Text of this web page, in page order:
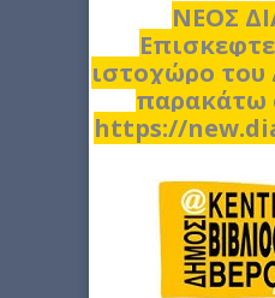
ΝΕΟΣ
ιστοχώρο
παρακάτω
https://